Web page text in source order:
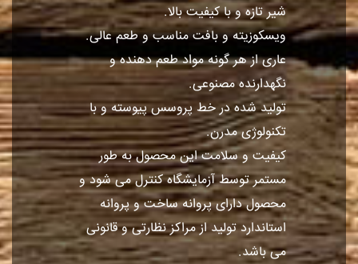
شیر تازه و با کیفیت بالا.
ویسکوزیته و بافت مناسب و طعم عالی.
عاری از هر گونه مواد طعم دهنده و
نگهدارنده مصنوعی.
تولید شده در خط پروسس پیوسته و با
تکنولوژی مدرن.
کیفیت و سلامت این محصول به طور
مستمر توسط آزمایشگاه کنترل می شود و
محصول دارای پروانه ساخت و پروانه
استاندارد تولید از مراکز نظارتی و قانونی
می باشد.